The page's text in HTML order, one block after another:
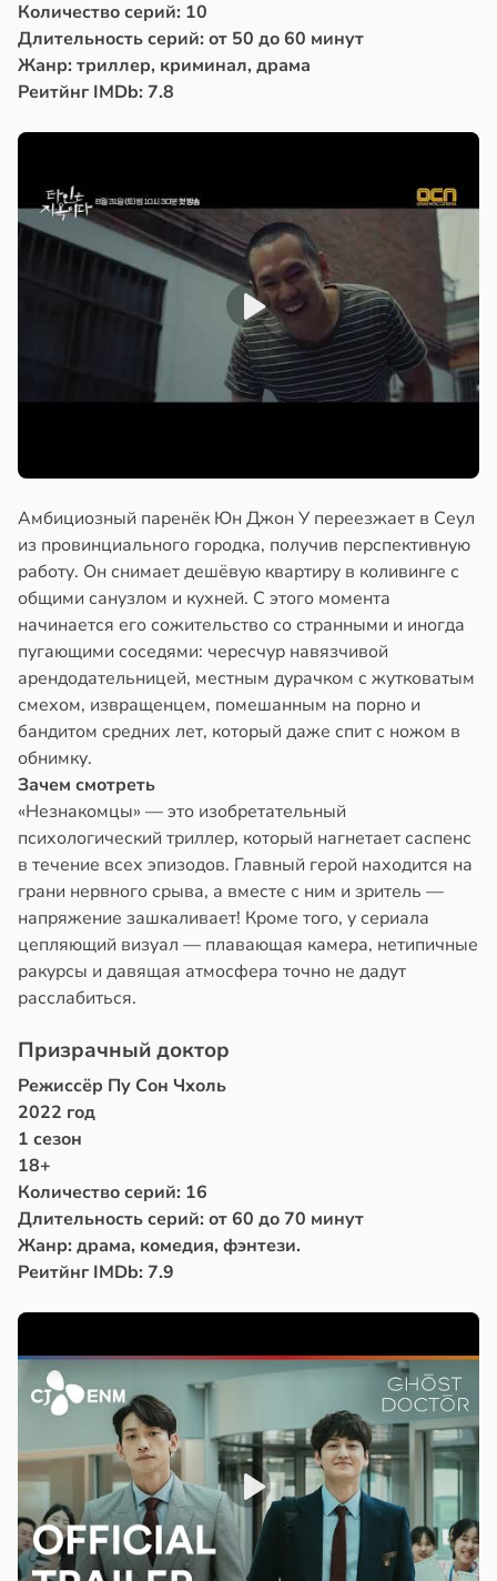
Количество серий: 10
Длительность серий: от 50 до 60 минут
Жанр: триллер, криминал, драма
Реитйнг IMDb: 7.8
Амбициозный паренёк Юн Джон У переезжает в Сеул
из провинциального городка, получив перспективную
работу. Он снимает дешёвую квартиру в коливинге с
общими санузлом и кухней. С этого момента
начинается его сожительство со странными и иногда
пугающими соседями: чересчур навязчивой
арендодательницей, местным дурачком с жутковатым
смехом, извращенцем, помешанным на порно и
бандитом средних лет, который даже спит с ножом в
обнимку.
Зачем смотреть
«Незнакомцы» — это изобретательный
психологический триллер, который нагнетает саспенс
в течение всех эпизодов. Главный герой находится на
грани нервного срыва, а вместе с ним и зритель —
напряжение зашкаливает! Кроме того, у сериала
цепляющий визуал — плавающая камера, нетипичные
ракурсы и давящая атмосфера точно не дадут
расслабиться.
Призрачный доктор
Режиссёр Пу Сон Чхоль
2022 год
1 сезон
18+
Количество серий: 16
Длительность серий: от 60 до 70 минут
Жанр: драма, комедия, фэнтези.
Реитйнг IMDb: 7.9